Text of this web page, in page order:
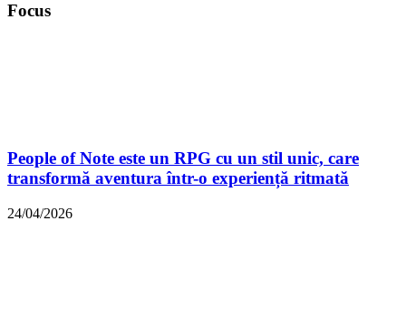
Focus
People of Note este un RPG cu un stil unic, care
transformă aventura într-o experiență ritmată
24/04/2026